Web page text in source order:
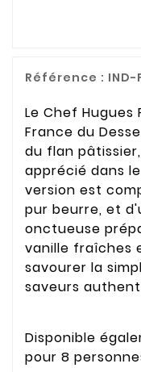
Référence : IND-
Le Chef Hugues
France du
du flan
apprécié dans
version est
pur beurre, et
onctueuse
vanille fraîches
savourer la
saveurs
Disponible
pour 8